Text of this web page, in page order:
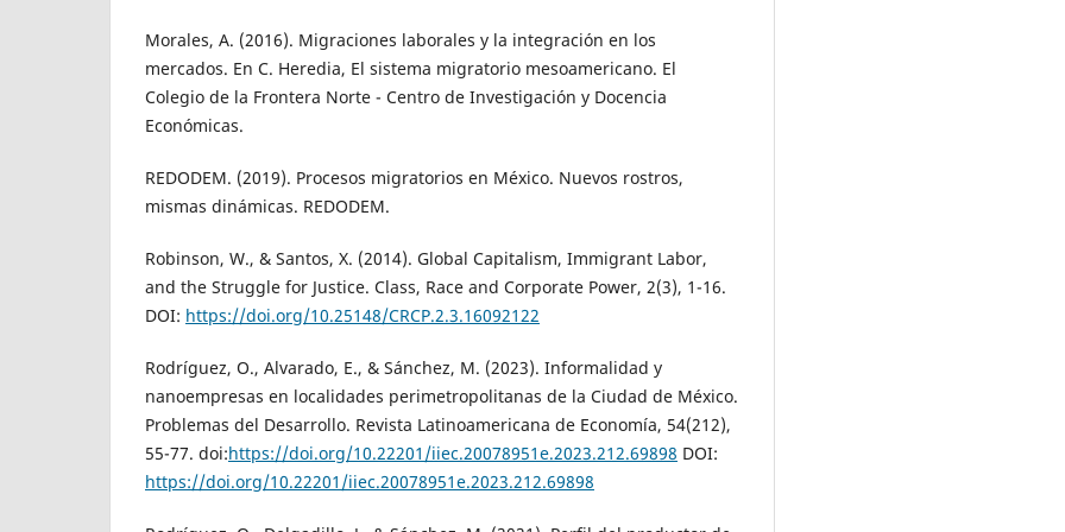
Morales, A. (2016). Migraciones laborales y la integración en los
mercados. En C. Heredia, El sistema migratorio mesoamericano. El
Colegio de la Frontera Norte - Centro de Investigación y Docencia
Económicas.
REDODEM. (2019). Procesos migratorios en México. Nuevos rostros,
mismas dinámicas. REDODEM.
Robinson, W., & Santos, X. (2014). Global Capitalism, Immigrant Labor,
and the Struggle for Justice. Class, Race and Corporate Power, 2(3), 1-16.
DOI: https://doi.org/10.25148/CRCP.2.3.16092122
Rodríguez, O., Alvarado, E., & Sánchez, M. (2023). Informalidad y
nanoempresas en localidades perimetropolitanas de la Ciudad de México.
Problemas del Desarrollo. Revista Latinoamericana de Economía, 54(212),
55-77. doi:https://doi.org/10.22201/iiec.20078951e.2023.212.69898 DOI:
https://doi.org/10.22201/iiec.20078951e.2023.212.69898